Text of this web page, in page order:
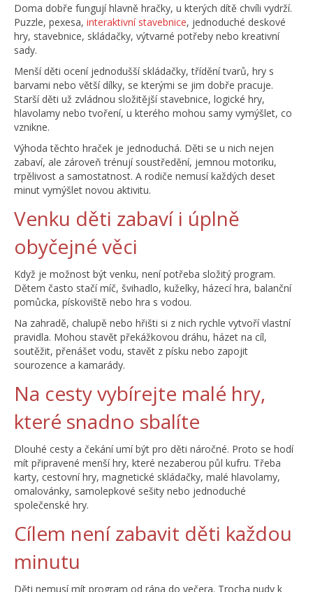
Doma dobře fungují hlavně hračky, u kterých dítě chvíli vydrží.
Puzzle, pexesa, interaktivní stavebnice, jednoduché deskové
hry, stavebnice, skládačky, výtvarné potřeby nebo kreativní
sady.
Menší děti ocení jednodušší skládačky, třídění tvarů, hry s
barvami nebo větší dílky, se kterými se jim dobře pracuje.
Starší děti už zvládnou složitější stavebnice, logické hry,
hlavolamy nebo tvoření, u kterého mohou samy vymýšlet, co
vznikne.
Výhoda těchto hraček je jednoduchá. Děti se u nich nejen
zabaví, ale zároveň trénují soustředění, jemnou motoriku,
trpělivost a samostatnost. A rodiče nemusí každých deset
minut vymýšlet novou aktivitu.
Venku děti zabaví i úplně
obyčejné věci
Když je možnost být venku, není potřeba složitý program.
Dětem často stačí míč, švihadlo, kuželky, házecí hra, balanční
pomůcka, pískoviště nebo hra s vodou.
Na zahradě, chalupě nebo hřišti si z nich rychle vytvoří vlastní
pravidla. Mohou stavět překážkovou dráhu, házet na cíl,
soutěžit, přenášet vodu, stavět z písku nebo zapojit
sourozence a kamarády.
Na cesty vybírejte malé hry,
které snadno sbalíte
Dlouhé cesty a čekání umí být pro děti náročné. Proto se hodí
mít připravené menší hry, které nezaberou půl kufru. Třeba
karty, cestovní hry, magnetické skládačky, malé hlavolamy,
omalovánky, samolepkové sešity nebo jednoduché
společenské hry.
Cílem není zabavit děti každou
minutu
Děti nemusí mít program od rána do večera. Trocha nudy k